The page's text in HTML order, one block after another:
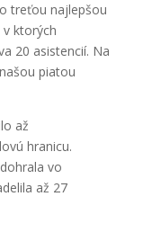
treťou najlepšou
ktorých
20 asistencií. Na
piatou
až
hranicu.
vo
až 27